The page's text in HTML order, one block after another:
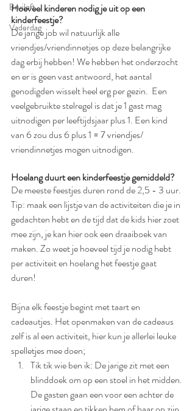
Bruiloft
Vaderdag
Hoeveel kinderen nodig je uit op een
kinderfeestje?
De jarige job wil natuurlijk alle
vriendjes/vriendinnetjes op deze belangrijke
dag erbij hebben! We hebben het onderzocht
en er is geen vast antwoord, het aantal
genodigden wisselt heel erg per gezin.  Een
veelgebruikte stelregel is dat je 1 gast mag
uitnodigen per leeftijdsjaar plus 1. Een kind
van 6 zou dus 6 plus 1 = 7 vriendjes/
vriendinnetjes mogen uitnodigen.
Hoelang duurt een kinderfeestje gemiddeld?
De meeste feestjes duren rond de 2,5 - 3 uur.
Tip: maak een lijstje van de activiteiten die je in
gedachten hebt en de tijd dat de kids hier zoet
mee zijn, je kan hier ook een draaiboek van
maken. Zo weet je hoeveel tijd je nodig hebt
per activiteit en hoelang het feestje gaat
duren!
Bijna elk feestje begint met taart en
cadeautjes. Het openmaken van de cadeaus
zelf is al een activiteit, hier kun je allerlei leuke
spelletjes mee doen;
Tik tik wie ben ik: De jarige zit met een
blinddoek om op een stoel in het midden.
De gasten gaan een voor een achter de